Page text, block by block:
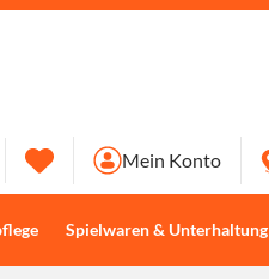
Spielwaren & Unterhaltung
Mein Konto